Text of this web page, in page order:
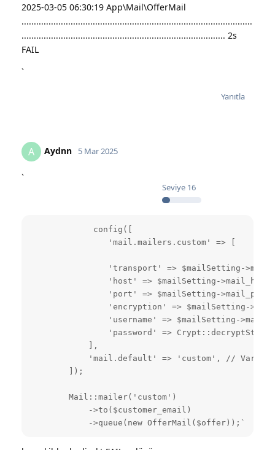
2025-03-05 06:30:19 App\Mail\OfferMail
..............................................................................................
................................................................................... 2s
FAIL
`
Yanıtla
A Aydnn
Seviye 16
5 Mar 2025
`
             config([
                'mail.mailers.custom' => [
'transport' => $mailSetting-
                'host' => $mailSetting->mail_host,
                'port' => $mailSetting->mail_port,
'encryption' => $mailSetting-
'username' => $mailSetting-
'password' =>
            ],
'mail.default' => 'custom', //
        ]);
        Mail::mailer('custom')
            ->to($customer_email)
            ->queue(new OfferMail($offer));`